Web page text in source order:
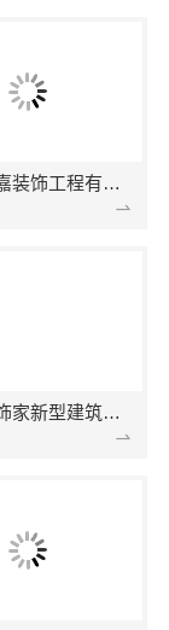
浙江宜美嘉装饰工程有限公司
海南万赢饰家新型建筑材料有限公司